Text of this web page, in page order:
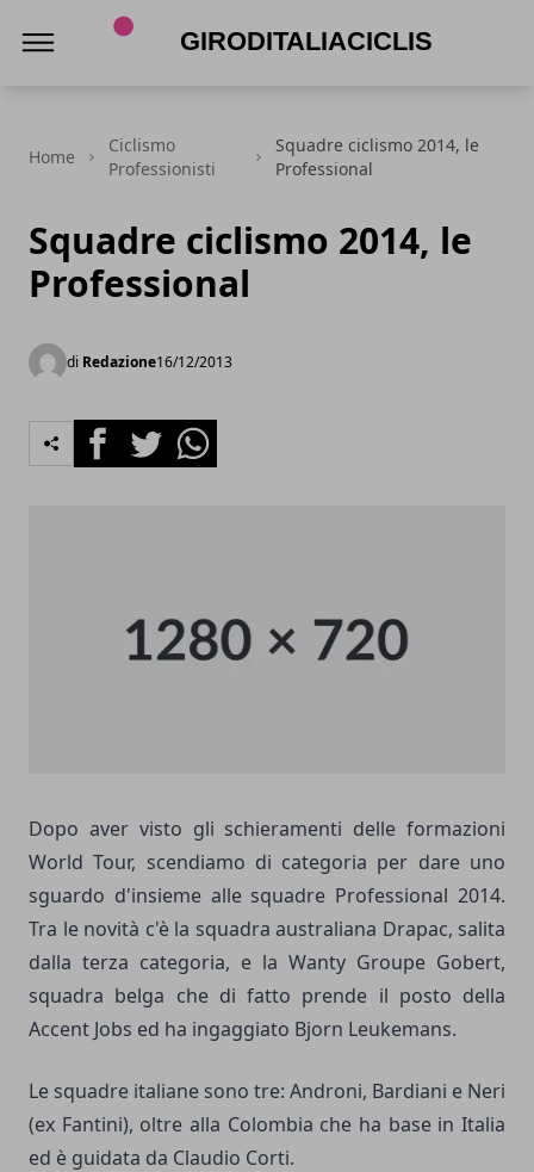
Home
Ciclismo
Professionisti
Squadre ciclismo 2014, le
Professional
Squadre ciclismo 2014, le
Professional
di Redazione16/12/2013
FacebookTwitterWhatsapp
Dopo aver visto gli schieramenti delle formazioni
World Tour, scendiamo di categoria per dare uno
sguardo d'insieme alle squadre Professional 2014.
Tra le novità c'è la squadra australiana Drapac, salita
dalla terza categoria, e la Wanty Groupe Gobert,
squadra belga che di fatto prende il posto della
Accent Jobs ed ha ingaggiato Bjorn Leukemans.
Le squadre italiane sono tre: Androni, Bardiani e Neri
(ex Fantini), oltre alla Colombia che ha base in Italia
ed è guidata da Claudio Corti.